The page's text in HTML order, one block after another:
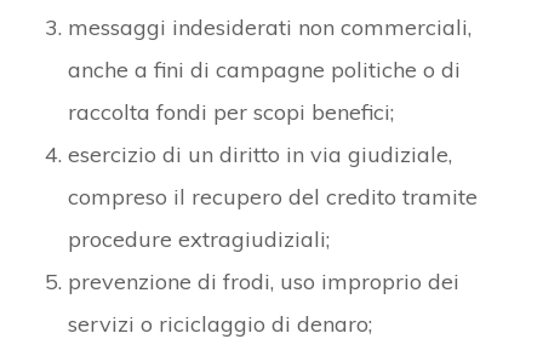
messaggi indesiderati non commerciali,
anche a fini di campagne politiche o di
raccolta fondi per scopi benefici;
esercizio di un diritto in via giudiziale,
compreso il recupero del credito tramite
procedure extragiudiziali;
prevenzione di frodi, uso improprio dei
servizi o riciclaggio di denaro;